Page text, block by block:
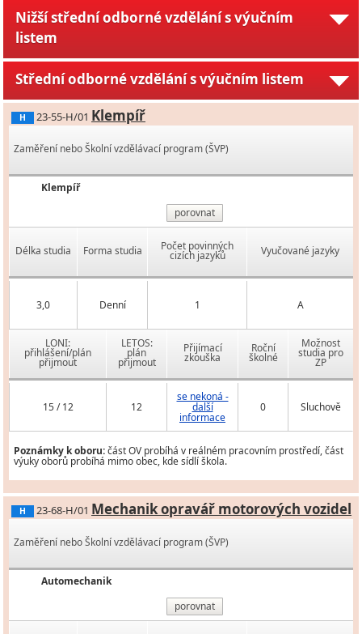
Nižší střední odborné vzdělání s výučním
listem
Střední odborné vzdělání s výučním listem
H 23-55-H/01 Klempíř
Zaměření nebo Školní vzdělávací program (ŠVP)
Klempíř
porovnat
Délka studia Forma studia Počet povinných
cizích jazyků Vyučované jazyky
3,0 Denní 1 A
LONI:
přihlášení/plán
přijmout
LETOS:
plán
přijmout
Přijímací
zkouška
Roční
školné
Možnost
studia pro
ZP
15 / 12 12
se nekoná -
další
informace
0 Sluchově
Poznámky k oboru:část OV probíhá v reálném pracovním prostředí, část
výuky oborů probíhá mimo obec, kde sídlí škola.
H 23-68-H/01 Mechanik opravář motorových vozidel
Zaměření nebo Školní vzdělávací program (ŠVP)
Automechanik
porovnat